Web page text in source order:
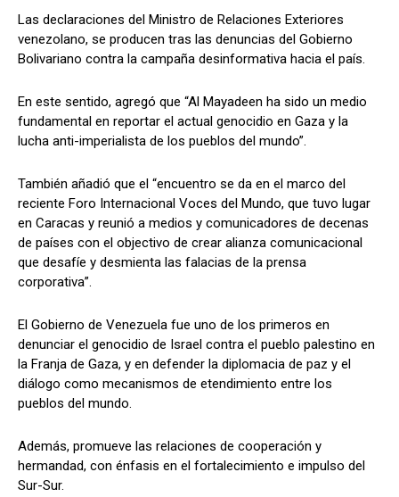
Las declaraciones del Ministro de Relaciones Exteriores
venezolano, se producen tras las denuncias del Gobierno
Bolivariano contra la campaña desinformativa hacia el país.
En este sentido, agregó que “Al Mayadeen ha sido un medio
fundamental en reportar el actual genocidio en Gaza y la
lucha anti-imperialista de los pueblos del mundo”.
También añadió que el “encuentro se da en el marco del
reciente Foro Internacional Voces del Mundo, que tuvo lugar
en Caracas y reunió a medios y comunicadores de decenas
de países con el objectivo de crear alianza comunicacional
que desafíe y desmienta las falacias de la prensa
corporativa”.
El Gobierno de Venezuela fue uno de los primeros en
denunciar el genocidio de Israel contra el pueblo palestino en
la Franja de Gaza, y en defender la diplomacia de paz y el
diálogo como mecanismos de etendimiento entre los
pueblos del mundo.
Además, promueve las relaciones de cooperación y
hermandad, con énfasis en el fortalecimiento e impulso del
Sur-Sur.